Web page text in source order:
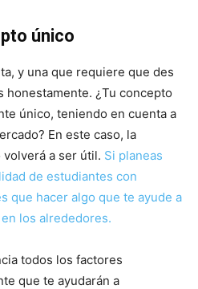
único
y una que requiere que des
honestamente. ¿Tu concepto
único, teniendo en cuenta a
En este caso, la
a ser útil. Si planeas
de estudiantes con
que hacer algo que te ayude a
los alrededores.
todos los factores
que te ayudarán a